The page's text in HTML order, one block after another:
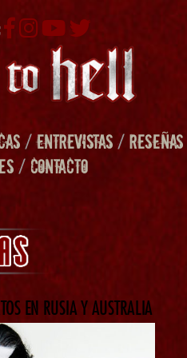
/ENTREVISTAS/RESEÑAS
/ CONTACTO
EN RUSIA Y AUSTRALIA